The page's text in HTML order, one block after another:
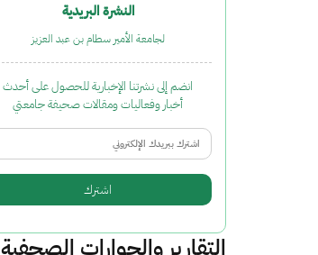
التقارير والحوارات الصحفية
النشرة البريدية
لجامعة الأمير سطام بن عبد العزيز
انضم إلى نشرتنا الإخبارية للحصول على أحدث
أخبار وفعاليات ومقالات صحيفة جامعتي